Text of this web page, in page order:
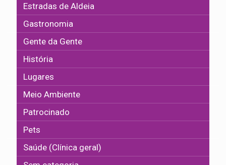
Estradas de Aldeia
Gastronomia
Gente da Gente
História
Lugares
Meio Ambiente
Patrocinado
Pets
Saúde (Clínica geral)